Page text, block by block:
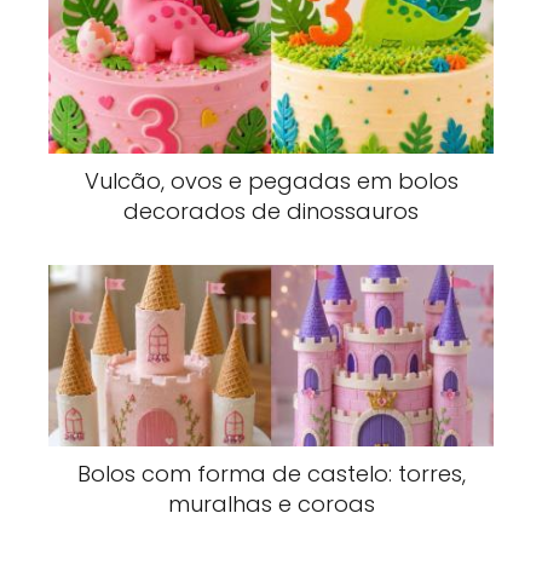
Vulcão, ovos e pegadas em bolos
decorados de dinossauros
Bolos com forma de castelo: torres,
muralhas e coroas